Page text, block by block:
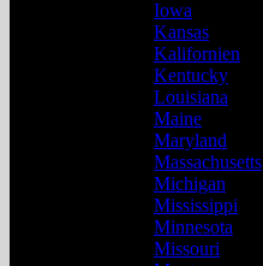
Iowa
Kansas
Kalifornien
Kentucky
Louisiana
Maine
Maryland
Massachusetts
Michigan
Mississippi
Minnesota
Missouri